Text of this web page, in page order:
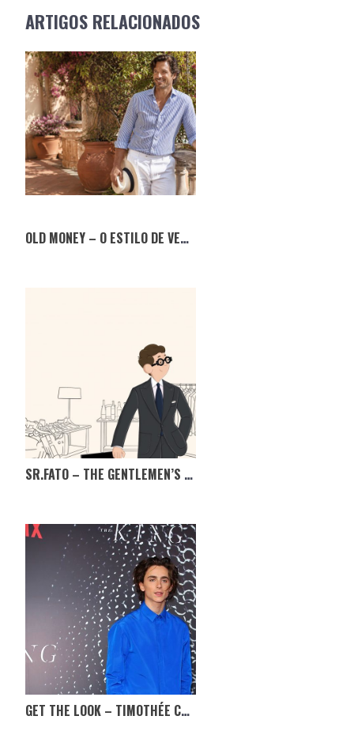
NAVIGATION
ARTIGOS RELACIONADOS
OLD MONEY – O ESTILO DE VERÃO QUE NUNCA SAI DE MODA
SR.FATO – THE GENTLEMEN’S MARKET, TÊM MESMO DE IR!
GET THE LOOK – TIMOTHÉE CHALAMET